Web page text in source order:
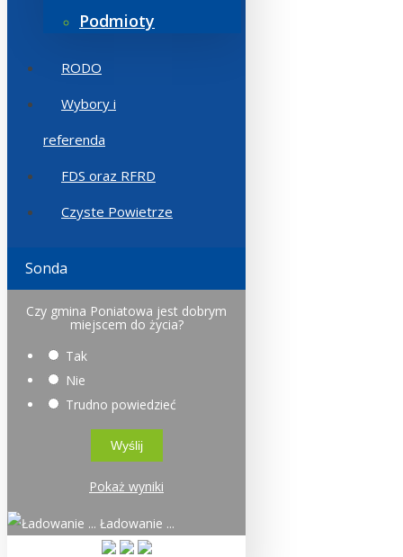
Podmioty
RODO
Wybory i
referenda
FDS oraz RFRD
Czyste Powietrze
Sonda
Czy gmina Poniatowa jest dobrym
miejscem do życia?
Tak
Nie
Trudno powiedzieć
Pokaż wyniki
Ładowanie ...